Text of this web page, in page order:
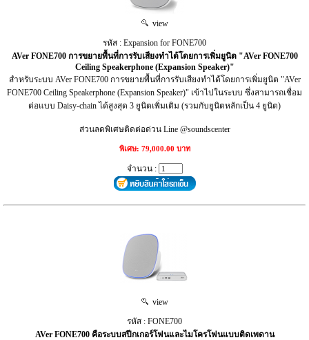
view
รหัส : Expansion for FONE700
AVer FONE700 การขยายพื้นที่การรับเสียงทำได้โดยการเพิ่มยูนิต "AVer FONE700
Ceiling Speakerphone (Expansion Speaker)"
สำหรับระบบ AVer FONE700 การขยายพื้นที่การรับเสียงทำได้โดยการเพิ่มยูนิต "AVer
FONE700 Ceiling Speakerphone (Expansion Speaker)" เข้าไปในระบบ ซึ่งสามารถเชื่อม
ต่อแบบ Daisy-chain ได้สูงสุด 3 ยูนิตเพิ่มเติม (รวมกับยูนิตหลักเป็น 4 ยูนิต)
ส่วนลดพิเศษติดต่อด่วน Line @soundscenter
พิเศษ: 79,000.00 บาท
จำนวน :
view
รหัส : FONE700
AVer FONE700 คือระบบสปีกเกอร์โฟนและไมโครโฟนแบบติดเพดาน